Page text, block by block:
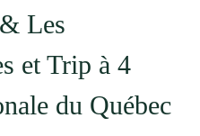
Les
et Trip à 4
du Québec